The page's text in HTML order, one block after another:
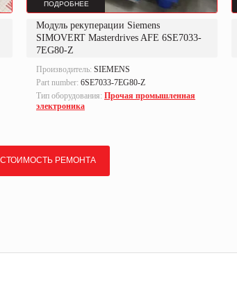
ПОДРОБНЕЕ
Модуль рекуперации Siemens
SIMOVERT Masterdrives AFE 6SE7033-
7EG80-Z
Производитель: SIEMENS
Part number: 6SE7033-7EG80-Z
Тип оборудования: Прочая промышленная
электроника
СТОИМОСТЬ РЕМОНТА